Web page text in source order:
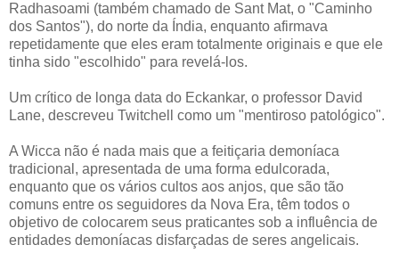
Radhasoami (também chamado de Sant Mat, o "Caminho
dos Santos"), do norte da Índia, enquanto afirmava
repetidamente que eles eram totalmente originais e que ele
tinha sido "escolhido" para revelá-los.
Um crítico de longa data do Eckankar, o professor David
Lane, descreveu Twitchell como um "mentiroso patológico".
A Wicca não é nada mais que a feitiçaria demoníaca
tradicional, apresentada de uma forma edulcorada,
enquanto que os vários cultos aos anjos, que são tão
comuns entre os seguidores da Nova Era, têm todos o
objetivo de colocarem seus praticantes sob a influência de
entidades demoníacas disfarçadas de seres angelicais.